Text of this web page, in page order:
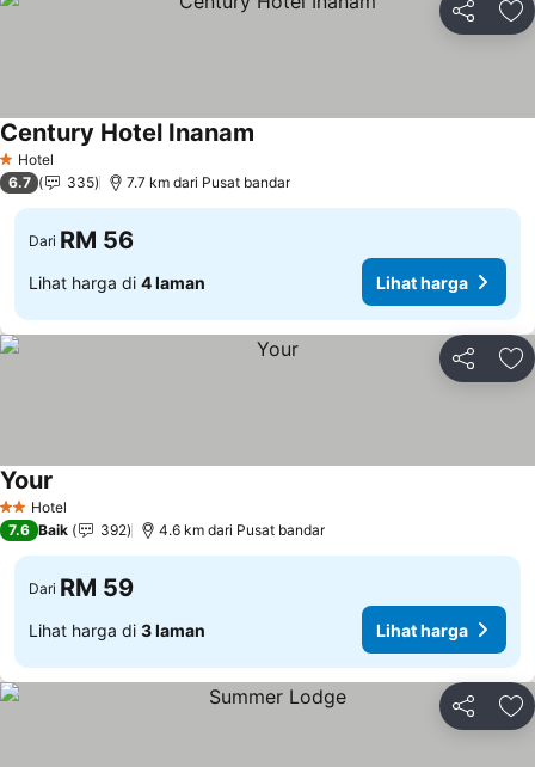
Kongsi
1 Bintang
Hotel
Century Hotel Inanam
6.7 335 7.7 km dari Pusat bandar
Dari RM 56
Lihat harga di 4 laman Lihat harga
Kongsi
2 Bintang
Hotel
Your
7.6 Baik 392 4.6 km dari Pusat bandar
Dari RM 59
Lihat harga di 3 laman Lihat harga
Kongsi